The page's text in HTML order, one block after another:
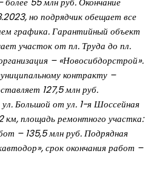
но подрядчик обещает все
графика. Гарантийный объект
участок от пл. Труда до пл.
– «Новосибдорстрой».
контракту –
127,5 млн руб.
Большой от ул. 1-я Шоссейная
площадь ремонтного участка:
– 135,5 млн руб. Подрядная
срок окончания работ –